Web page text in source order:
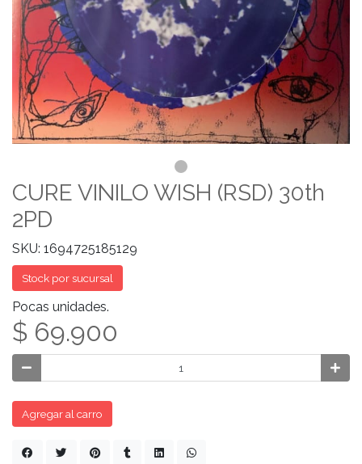
CURE VINILO WISH (RSD) 30th
2PD
SKU: 1694725185129
Stock por sucursal
Pocas unidades.
$ 69.900
Agregar al carro